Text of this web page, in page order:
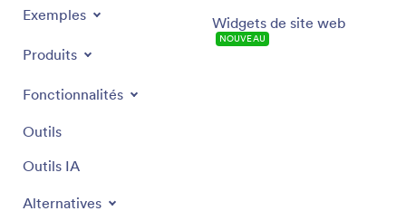
Exemples
Produits
Fonctionnalités
Outils
Outils IA
Alternatives
Widgets de site web
NOUVEAU